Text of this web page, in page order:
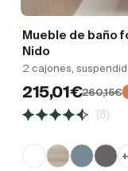
Mueble de baño
Nido
2 cajones,
215,01€260,15€
(6)